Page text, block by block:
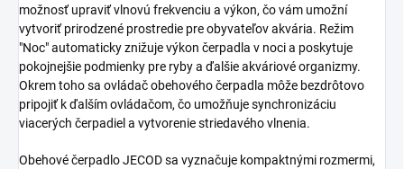
možnosť upraviť vlnovú frekvenciu a výkon, čo vám umožní
vytvoriť prirodzené prostredie pre obyvateľov akvária. Režim
"Noc" automaticky znižuje výkon čerpadla v noci a poskytuje
pokojnejšie podmienky pre ryby a ďalšie akváriové organizmy.
Okrem toho sa ovládač obehového čerpadla môže bezdrôtovo
pripojiť k ďalším ovládačom, čo umožňuje synchronizáciu
viacerých čerpadiel a vytvorenie striedavého vlnenia.
Obehové čerpadlo JECOD sa vyznačuje kompaktnými rozmermi,